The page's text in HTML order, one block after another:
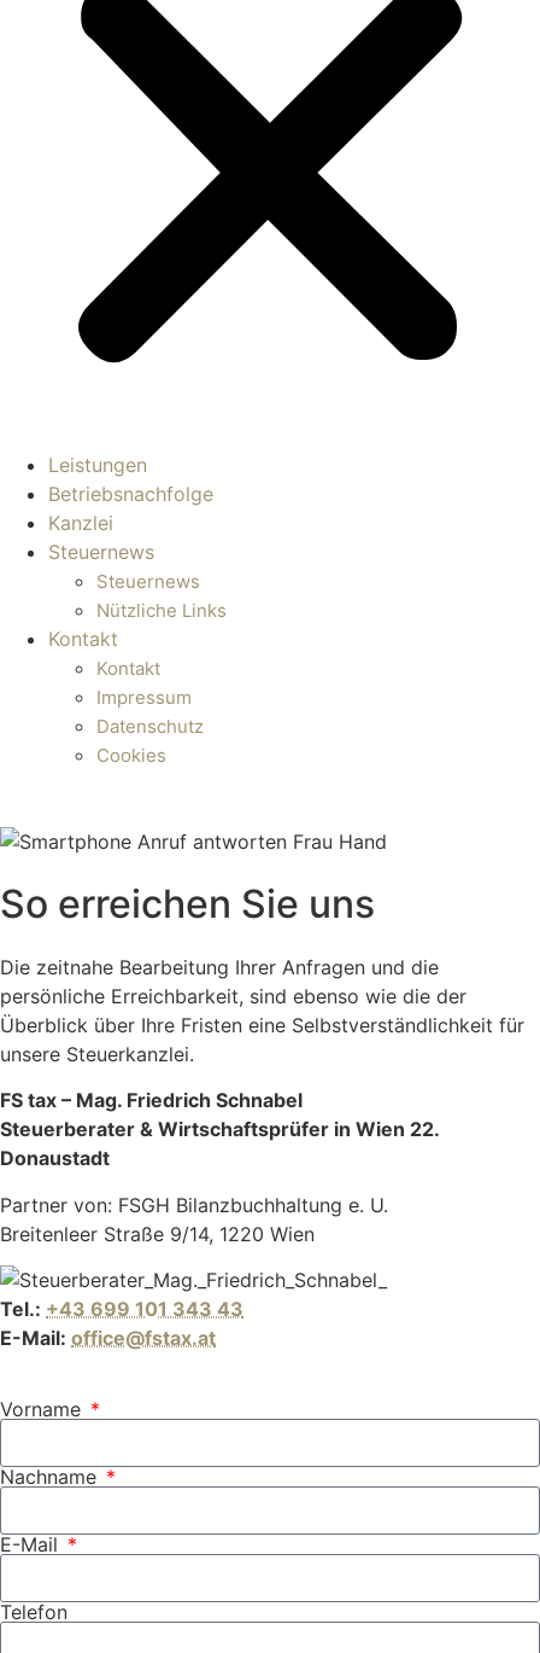
Leistungen
Betriebsnachfolge
Kanzlei
Steuernews
Steuernews
Nützliche Links
Kontakt
Kontakt
Impressum
Datenschutz
Cookies
So erreichen Sie uns
Die zeitnahe Bearbeitung Ihrer Anfragen und die
persönliche Erreichbarkeit, sind ebenso wie die der
Überblick über Ihre Fristen eine Selbstverständlichkeit für
unsere Steuerkanzlei.
FS tax – Mag. Friedrich Schnabel
Steuerberater & Wirtschaftsprüfer in Wien 22.
Donaustadt
Partner von: FSGH Bilanzbuchhaltung e. U.
Breitenleer Straße 9/14, 1220 Wien
Tel.: +43 699 101 343 43
E-Mail: office@fstax.at
Vorname
Nachname
E-Mail
Telefon